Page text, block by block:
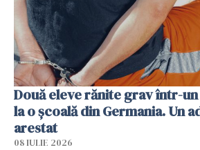
Două eleve rănite grav într-
la o școală din Germania. Un
arestat
08 IULIE 2026